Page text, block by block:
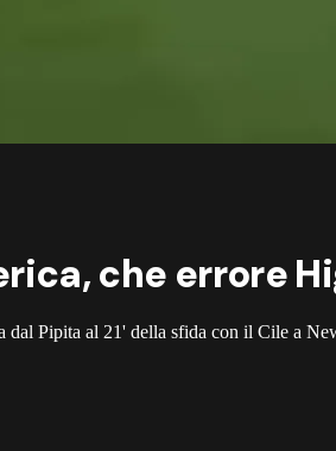
che errore
dal Pipita al 21' della sfida con il Cile a